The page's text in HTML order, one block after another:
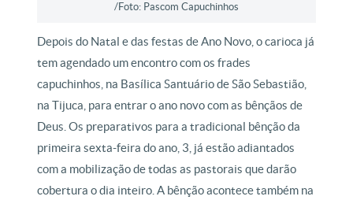
/Foto: Pascom Capuchinhos
Depois do Natal e das festas de Ano Novo, o carioca já
tem agendado um encontro com os frades
capuchinhos, na Basílica Santuário de São Sebastião,
na Tijuca, para entrar o ano novo com as bênçãos de
Deus. Os preparativos para a tradicional bênção da
primeira sexta-feira do ano, 3, já estão adiantados
com a mobilização de todas as pastorais que darão
cobertura o dia inteiro. A bênção acontece também na